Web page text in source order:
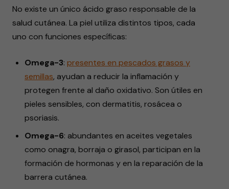
No existe un único ácido graso responsable de la
salud cutánea. La piel utiliza distintos tipos, cada
uno con funciones específicas:
Omega-3: presentes en pescados grasos y
semillas, ayudan a reducir la inflamación y
protegen frente al daño oxidativo. Son útiles en
pieles sensibles, con dermatitis, rosácea o
psoriasis.
Omega-6: abundantes en aceites vegetales
como onagra, borraja o girasol, participan en la
formación de hormonas y en la reparación de la
barrera cutánea.